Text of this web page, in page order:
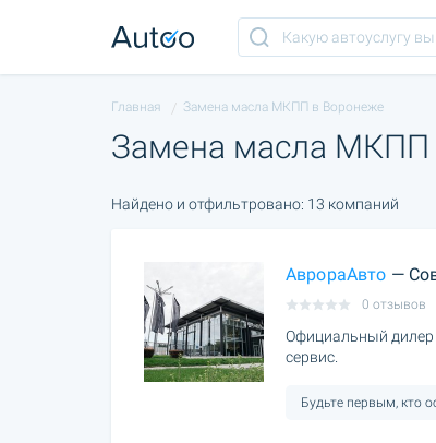
Главная Замена масла МКПП в Воронеже
Замена масла МКПП
Найдено и отфильтровано: 13 компаний
АврораАвто —
0 отзывов
Официальный дилер
сервис.
Будьте первым, кто